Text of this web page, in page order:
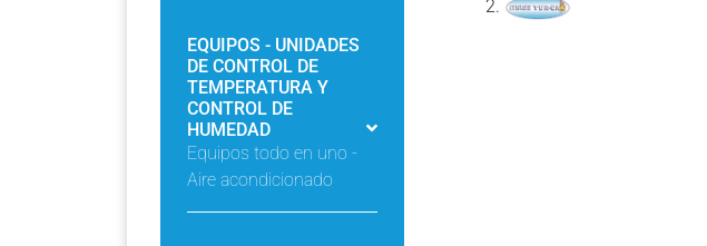
EQUIPOS - UNIDADES
DE CONTROL DE
TEMPERATURA Y
CONTROL DE
HUMEDAD
Equipos todo en uno -
Aire acondicionado